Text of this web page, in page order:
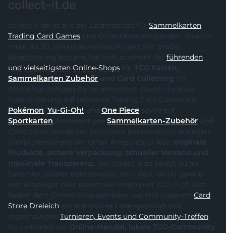
collect-it.de
collect-it.de ist aus der Leidenschaft für Sammelkarten,
Trading Card Games und Collectibles entstanden. Was vor
mehr als 30 Jahren als kleines Projekt mit großer
Begeisterung begann, hat sich zu einem der führenden
und vielseitigsten Online-Shops für TCG Karten,
Sammelkarten Zubehör und Card Collecting
im
deutschsprachigen Raum entwickelt. Durch die klare
Spezialisierung auf relevante Trading Card Games wie
Pokémon, Yu-Gi-Oh! und One Piece sowie auf
Sportkarten , hochwertiges Sammelkarten-Zubehör
Collectibles wurde das Sortiment kontinuierlich erweitert
und professionalisiert. Unser Anspruch ist klar: originale
Produkte, sichere Verpackung, schneller Versand und
maximale Transparenz. Bei collect-it.de kaufst du als
Sammler, Spieler oder Investor ein – egal, ob du gerade
erst einsteigst oder bereits ein erfahrener TCG-Profi bist.
Neben dem Online-Shop betreiben wir mit unserem Card
Store Dreieich ein stationäres Ladengeschäft mit
regelmäßigen
Turnieren, Events und Community-Treffen.
So verbinden wir Online-Handel, lokale TCG-Community